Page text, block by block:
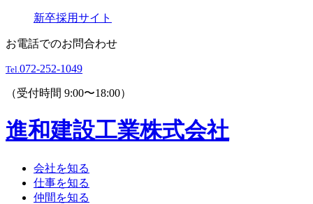
新卒採用サイト
お電話でのお問合わせ
Tel.072-252-1049
（受付時間 9:00〜18:00）
進和建設工業株式会社
会社を知る
仕事を知る
仲間を知る